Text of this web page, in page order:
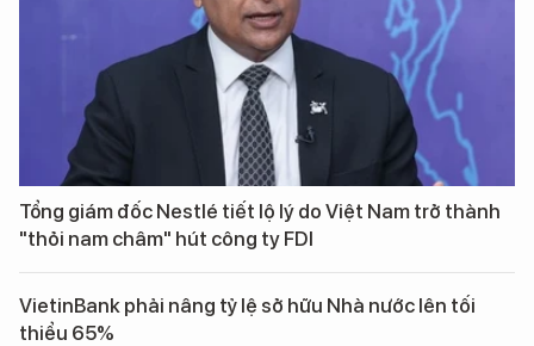
Tổng giám đốc Nestlé tiết lộ lý do Việt Nam trở thành
"thỏi nam châm" hút công ty FDI
VietinBank phải nâng tỷ lệ sở hữu Nhà nước lên tối
thiểu 65%